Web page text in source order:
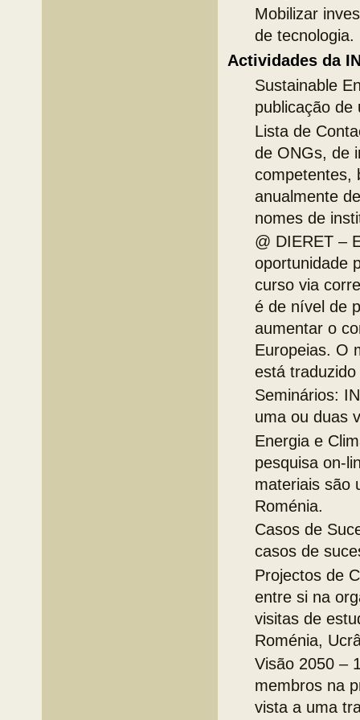
Mobilizar
de tecnologia.
Actividades da
Sustainable
publicação de
Lista de
de ONGs, de
competentes,
anualmente
nomes de
@ DIERET –
oportunidade
curso via
é de nível de
aumentar o
Europeias. O
está
Seminários:
uma ou duas
Energia e
pesquisa on-
materiais são
Roménia.
Casos de
casos de
Projectos de
entre si na
visitas de
Roménia,
Visão 2050 –
membros na
vista a uma